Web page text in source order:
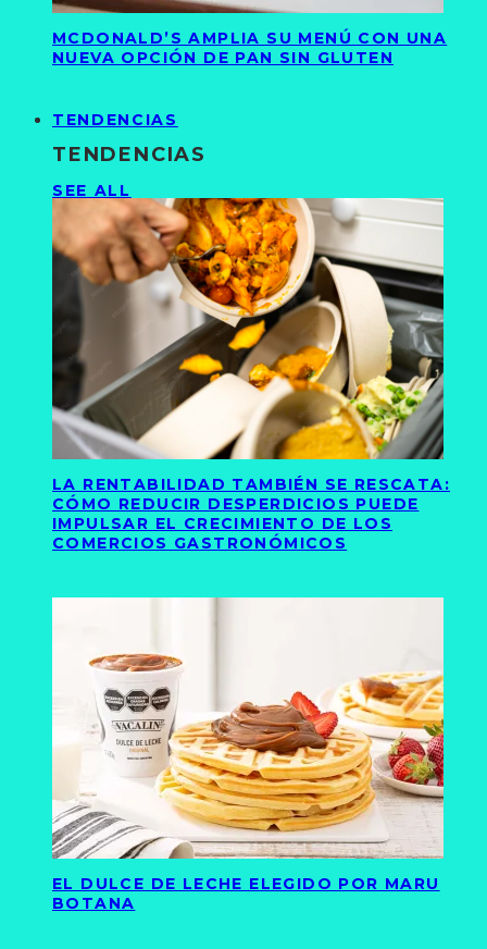
MCDONALD’S AMPLIA SU MENÚ CON UNA
NUEVA OPCIÓN DE PAN SIN GLUTEN
TENDENCIAS
TENDENCIAS
SEE ALL
LA RENTABILIDAD TAMBIÉN SE RESCATA:
CÓMO REDUCIR DESPERDICIOS PUEDE
IMPULSAR EL CRECIMIENTO DE LOS
COMERCIOS GASTRONÓMICOS
EL DULCE DE LECHE ELEGIDO POR MARU
BOTANA